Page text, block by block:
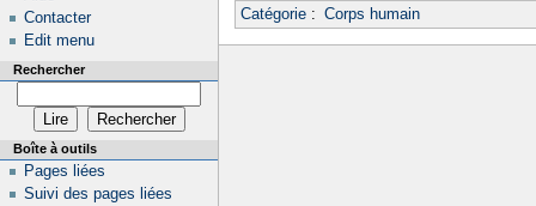
Catégorie: Corps humain
Contacter
Edit menu
Rechercher
Boîte à outils
Pages liées
Suivi des pages liées